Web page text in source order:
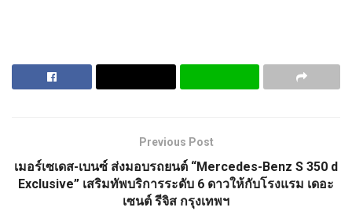
Previous Post
เมอร์เซเดส-เบนซ์ ส่งมอบรถยนต์ “Mercedes-Benz S 350 d
Exclusive” เสริมทัพบริการระดับ 6 ดาวให้กับโรงแรม เดอะ
เซนต์ รีจิส กรุงเทพฯ